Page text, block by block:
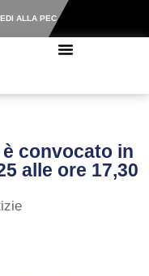
ALLA PEC
convocato in
alle ore 17,30